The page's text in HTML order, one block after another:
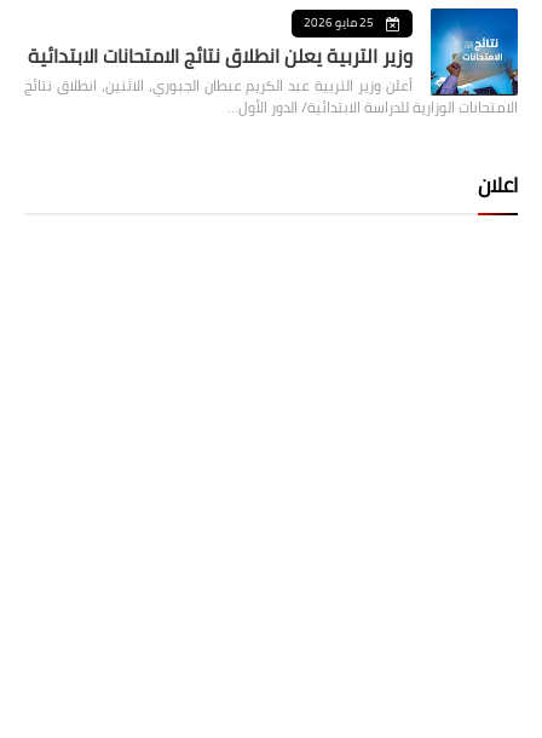
25 مايو 2026
وزير التربية يعلن انطلاق نتائج الامتحانات الابتدائية
أعلن وزير التربية عبد الكريم عبطان الجبوري، الاثنين، انطلاق نتائج
الامتحانات الوزارية للدراسة الابتدائية/ الدور الأول…
اعلان